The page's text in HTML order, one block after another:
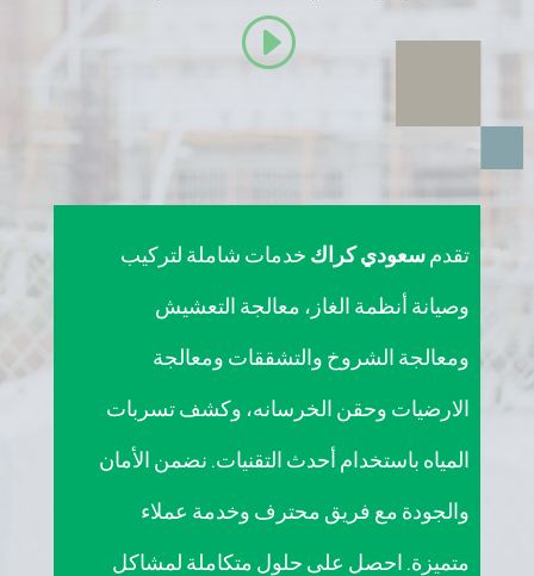
تقدم سعودي كراك خدمات شاملة لتركيب
وصيانة أنظمة الغاز، معالجة التعشيش
ومعالجة الشروخ والتشققات ومعالجة
الارضيات وحقن الخرسانه، وكشف تسربات
المياه باستخدام أحدث التقنيات. نضمن الأمان
والجودة مع فريق محترف وخدمة عملاء
متميزة. احصل على حلول متكاملة لمشاكل